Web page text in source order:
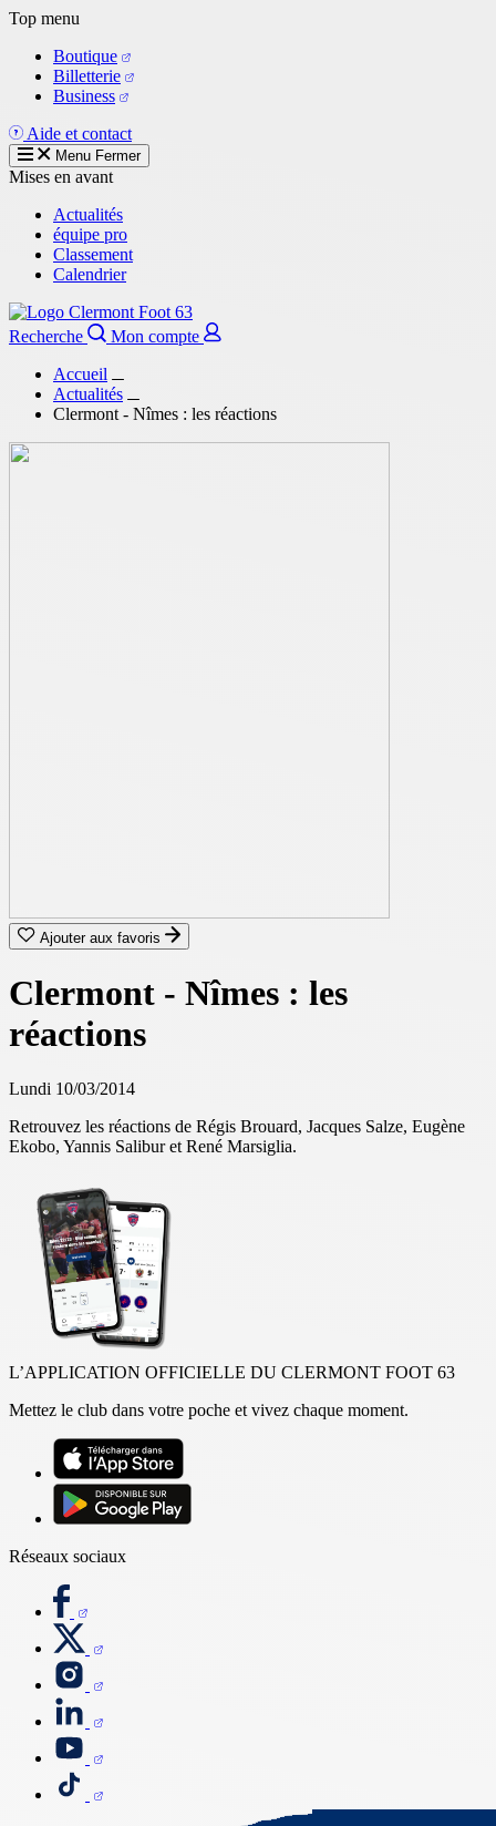
Aller
contenu
principal
Top menu
Boutique
Billetterie
Business
Aide et contact
Menu Fermer
Mises en avant
Actualités
équipe pro
Classement
Calendrier
Recherche
Mon compte
Accueil
Actualités
Clermont - Nîmes : les réactions
Ajouter aux favoris
Clermont - Nîmes : les
réactions
Lundi 10/03/2014
Retrouvez les réactions de Régis Brouard, Jacques Salze, Eugène
Ekobo, Yannis Salibur et René Marsiglia.
L’APPLICATION OFFICIELLE DU CLERMONT FOOT 63
Mettez le club dans votre poche et vivez chaque moment.
Réseaux sociaux